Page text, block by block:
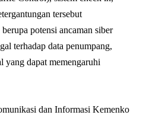
tersebut
potensi ancaman siber
terhadap data penumpang,
yang dapat memengaruhi
dan Informasi Kemenko